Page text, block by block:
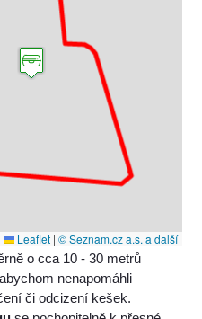
Leaflet | © Seznam.cz a.s. a další
o cca 10 - 30 metrů
nenapomáhli
či odcizení kešek.